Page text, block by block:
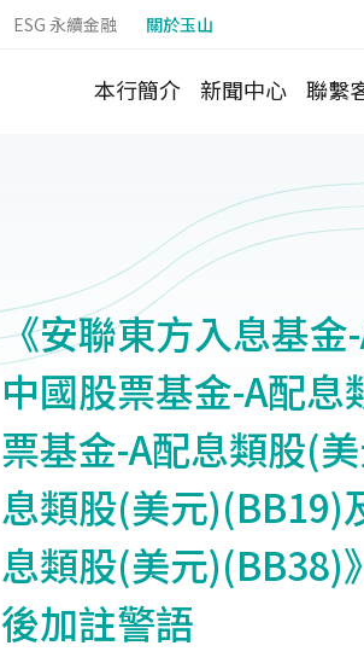
ESG 永續金融 關於玉山
本行簡介 新聞中心 聯繫
《安聯東方入息基
中國股票基金-A配
票基金-A配息類股(
息類股(美元)(BB19)
息類股(美元)(BB38)
後加註警語